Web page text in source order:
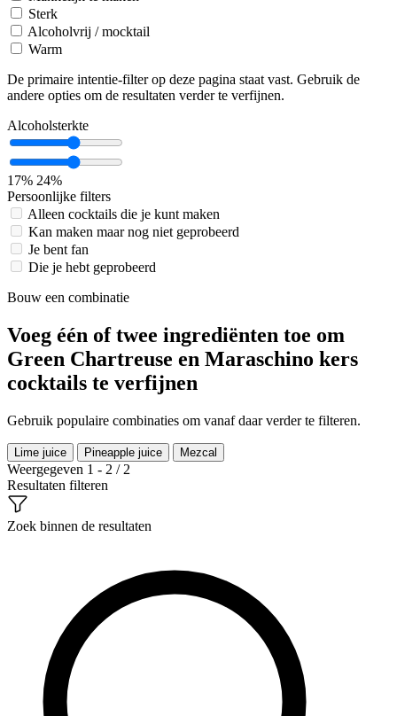
Sterk
Alcoholvrij / mocktail
Warm
De primaire intentie-filter op deze pagina staat vast. Gebruik de
andere opties om de resultaten verder te verfijnen.
Alcoholsterkte
17% 24%
Persoonlijke filters
Alleen cocktails die je kunt maken
Kan maken maar nog niet geprobeerd
Je bent fan
Die je hebt geprobeerd
Bouw een combinatie
Voeg één of twee ingrediënten toe om
Green Chartreuse en Maraschino kers
cocktails te verfijnen
Gebruik populaire combinaties om vanaf daar verder te filteren.
Lime juice Pineapple juice Mezcal
Weergegeven 1 - 2 / 2
Resultaten filteren
Zoek binnen de resultaten